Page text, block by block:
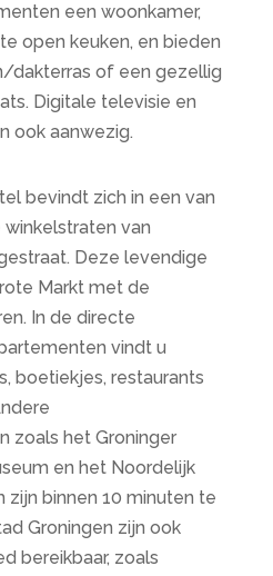
een woonkamer,
open keuken, en bieden
dakterras of een gezellig
Digitale televisie en
ook aanwezig.
bevindt zich in een van
van
Deze levendige
Markt met de
In de directe
vindt u
boetiekjes, restaurants
zoals het Groninger
en het Noordelijk
binnen 10 minuten te
Groningen zijn ook
bereikbaar, zoals